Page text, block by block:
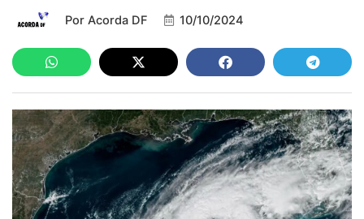
Por Acorda DF 10/10/2024